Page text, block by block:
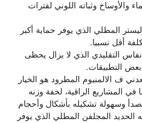
والأوساخ وثباته اللوني لفترات
المطلي الذي يوفر حماية أكبر
أقل نسبيا.
التقليدي الذي لا يزال يحظى
التطبيقات.
ف الالمنيوم المطرود هو الخيار
في المشاريع الراقية، لخفة وزنه
وسهولة تشكيله بأشكال وأحجام
الحديد المجلفن المطلي الذي يوفر